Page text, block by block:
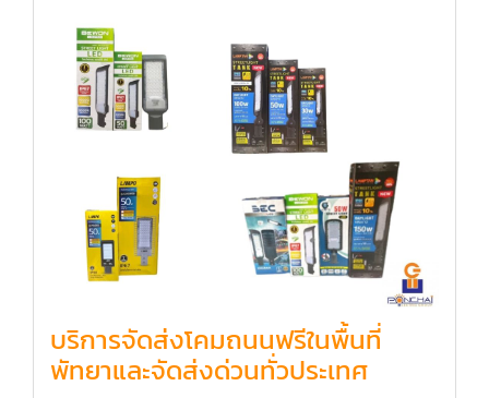
บริการจัดส่งโคมถนนฟรีในพื้นที่
พัทยาและจัดส่งด่วนทั่วประเทศ